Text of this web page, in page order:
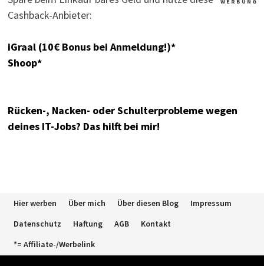
Cashback-Anbieter:
iGraal (10€ Bonus bei Anmeldung!)*
Shoop*
Rücken-, Nacken- oder Schulterprobleme wegen
deines IT-Jobs? Das hilft bei mir!
Hier werben Über mich Über diesen Blog
Impressum
Datenschutz
Haftung AGB
Kontakt
*= Affiliate-/Werbelink